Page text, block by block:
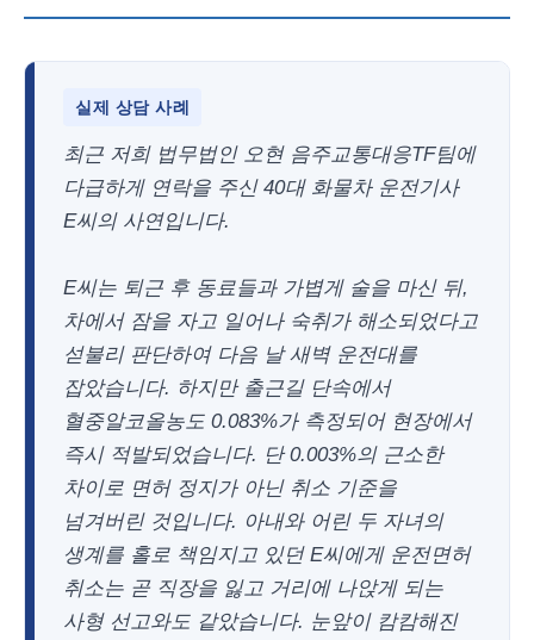
실제 상담 사례
최근 저희 법무법인 오현 음주교통대응TF팀에
다급하게 연락을 주신 40대 화물차 운전기사
E씨의 사연입니다.
E씨는 퇴근 후 동료들과 가볍게 술을 마신 뒤,
차에서 잠을 자고 일어나 숙취가 해소되었다고
섣불리 판단하여 다음 날 새벽 운전대를
잡았습니다. 하지만 출근길 단속에서
혈중알코올농도 0.083%가 측정되어 현장에서
즉시 적발되었습니다. 단 0.003%의 근소한
차이로 면허 정지가 아닌 취소 기준을
넘겨버린 것입니다. 아내와 어린 두 자녀의
생계를 홀로 책임지고 있던 E씨에게 운전면허
취소는 곧 직장을 잃고 거리에 나앉게 되는
사형 선고와도 같았습니다. 눈앞이 캄캄해진